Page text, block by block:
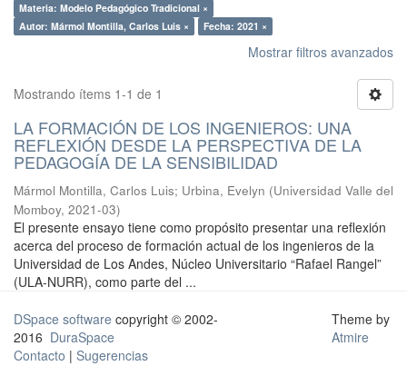
Materia: Modelo Pedagógico Tradicional ×
Autor: Mármol Montilla, Carlos Luis ×
Fecha: 2021 ×
Mostrar filtros avanzados
Mostrando ítems 1-1 de 1
LA FORMACIÓN DE LOS INGENIEROS: UNA
REFLEXIÓN DESDE LA PERSPECTIVA DE LA
PEDAGOGÍA DE LA SENSIBILIDAD
Mármol Montilla, Carlos Luis; Urbina, Evelyn (Universidad Valle del
Momboy, 2021-03)
El presente ensayo tiene como propósito presentar una reflexión
acerca del proceso de formación actual de los ingenieros de la
Universidad de Los Andes, Núcleo Universitario “Rafael Rangel”
(ULA-NURR), como parte del ...
DSpace software copyright © 2002-
2016 DuraSpace
Contacto | Sugerencias
Theme by
Atmire